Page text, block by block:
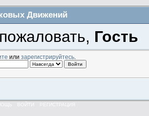
Движений
Гость
или зарегистрируйтесь.
ВОЙТИ РЕГИСТРАЦИЯ